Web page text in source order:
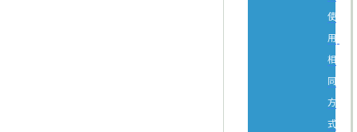
使
用-
相
同
方
式